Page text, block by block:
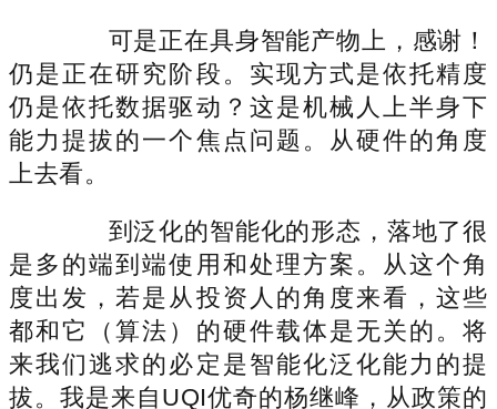
可是正在具身智能产物上，感谢！
仍是正在研究阶段。实现方式是依托精度
仍是依托数据驱动？这是机械人上半身下
能力提拔的一个焦点问题。从硬件的角度
上去看。
到泛化的智能化的形态，落地了很
是多的端到端使用和处理方案。从这个角
度出发，若是从投资人的角度来看，这些
都和它（算法）的硬件载体是无关的。将
来我们逃求的必定是智能化泛化能力的提
拔。我是来自UQI优奇的杨继峰，从政策的